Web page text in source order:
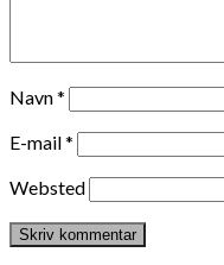
Navn*
E-mail*
Websted